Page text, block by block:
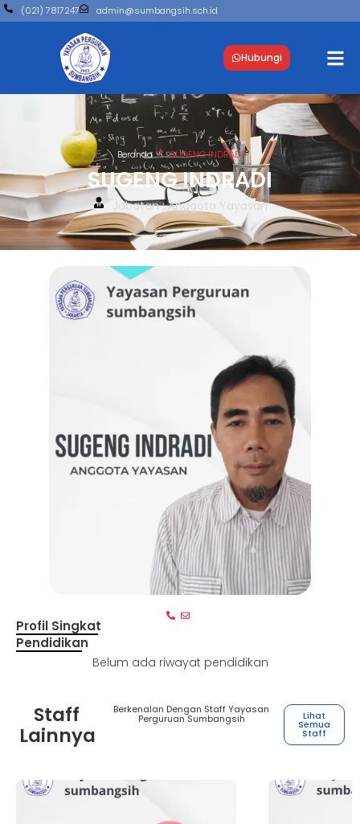
(021) 7817247 admin@sumbangsih.sch.id
Hubungi
Beranda SUGENG INDRADI
SUGENG INDRADI
Jabatan : Anggota Yayasan
Profil Singkat
Pendidikan
Belum ada riwayat pendidikan
Staff
Lainnya
Berkenalan Dengan Staff Yayasan
Perguruan Sumbangsih Lihat
Semua
Staff